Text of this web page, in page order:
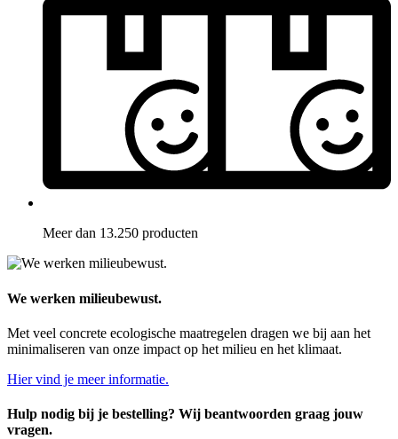
Meer dan 13.250 producten
We werken milieubewust.
Met veel concrete ecologische maatregelen dragen we bij aan het
minimaliseren van onze impact op het milieu en het klimaat.
Hier vind je meer informatie.
Hulp nodig bij je bestelling? Wij beantwoorden graag jouw
vragen.